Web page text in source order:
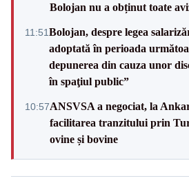
Bolojan nu a obținut toate
11:51Bolojan, despre legea
adoptată în perioada
depunerea din cauza unor
în spaţiul public”
10:57ANSVSA a negociat, la
facilitarea tranzitului prin
ovine și bovine